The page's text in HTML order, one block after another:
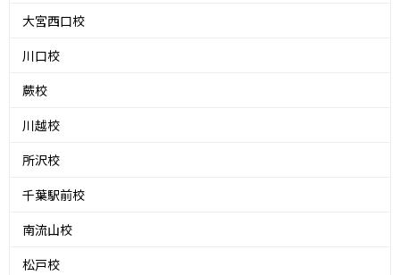
大宮西口校
川口校
蕨校
川越校
所沢校
千葉駅前校
南流山校
松戸校